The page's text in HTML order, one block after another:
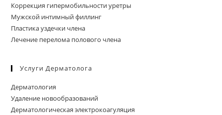
Коррекция гипермобильности уретры
Мужской интимный филлинг
Пластика уздечки члена
Лечение перелома полового члена
Услуги Дерматолога
Дерматология
Удаление новообразований
Дерматологическая электрокоагуляция